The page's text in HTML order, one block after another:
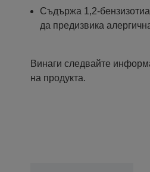
Съдържа 1,2-
да предизвика
Винаги следвайте
на продукта.